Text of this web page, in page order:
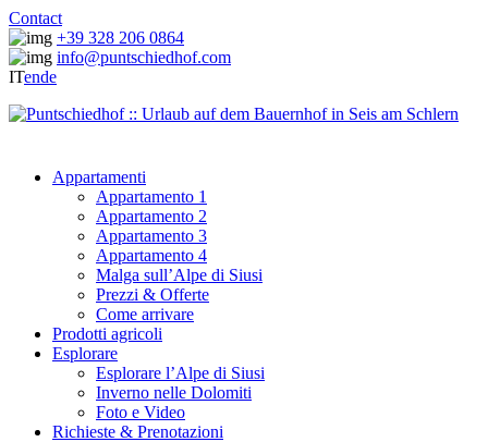
Contact
+39 328 206 0864
info@puntschiedhof.com
ITende
Appartamenti
Appartamento 1
Appartamento 2
Appartamento 3
Appartamento 4
Malga sull’Alpe di Siusi
Prezzi & Offerte
Come arrivare
Prodotti agricoli
Esplorare
Esplorare l’Alpe di Siusi
Inverno nelle Dolomiti
Foto e Video
Richieste & Prenotazioni